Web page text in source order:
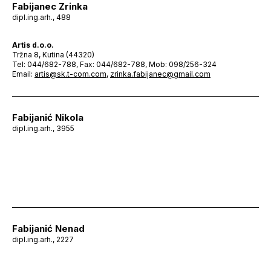
Fabijanec Zrinka
dipl.ing.arh., 488
Artis d.o.o.
Tržna 8, Kutina (44320)
Tel: 044/682-788, Fax: 044/682-788, Mob: 098/256-324
Email: artis@sk.t-com.com, zrinka.fabijanec@gmail.com
Fabijanić Nikola
dipl.ing.arh., 3955
Fabijanić Nenad
dipl.ing.arh., 2227